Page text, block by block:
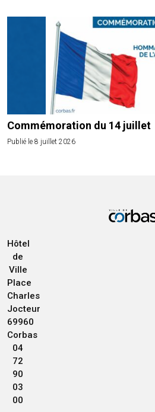
Commémoration du 14 juillet
Publié le 8 juillet 2026
Hôtel
de
Ville
Place
Charles
Jocteur
69960
Corbas
04
72
90
03
00